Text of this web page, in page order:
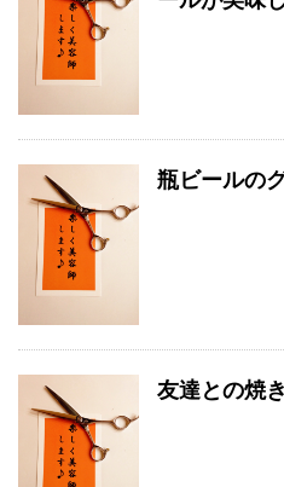
瓶ビールの
友達との焼